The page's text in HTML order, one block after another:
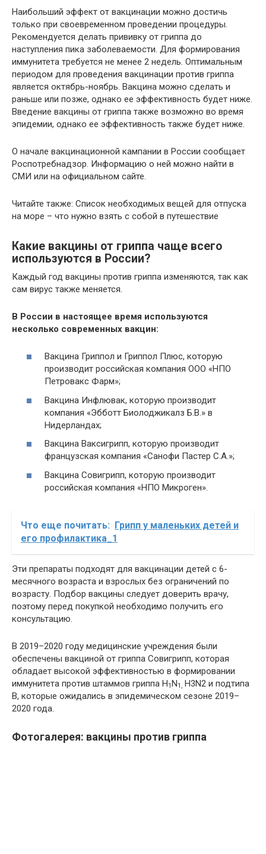
Наибольший эффект от вакцинации можно достичь
только при своевременном проведении процедуры.
Рекомендуется делать прививку от гриппа до
наступления пика заболеваемости. Для формирования
иммунитета требуется не менее 2 недель. Оптимальным
периодом для проведения вакцинации против гриппа
является октябрь-ноябрь. Вакцина можно сделать и
раньше или позже, однако ее эффективность будет ниже.
Введение вакцины от гриппа также возможно во время
эпидемии, однако ее эффективность также будет ниже.
О начале вакцинационной кампании в России сообщает
Роспотребнадзор. Информацию о ней можно найти в
СМИ или на официальном сайте.
Читайте также: Список необходимых вещей для отпуска
на море – что нужно взять с собой в путешествие
Какие вакцины от гриппа чаще всего
используются в России?
Каждый год вакцины против гриппа изменяются, так как
сам вирус также меняется.
В России в настоящее время используются
несколько современных вакцин:
Вакцина Гриппол и Гриппол Плюс, которую
производит российская компания ООО «НПО
Петровакс Фарм»;
Вакцина Инфлювак, которую производит
компания «Эбботт Биолоджикалз Б.В.» в
Нидерландах;
Вакцина Ваксигрипп, которую производит
французская компания «Санофи Пастер С.А.»;
Вакцина Совигрипп, которую производит
российская компания «НПО Микроген».
Что еще почитать: Грипп у маленьких детей и
его профилактика_1
Эти препараты подходят для вакцинации детей с 6-
месячного возраста и взрослых без ограничений по
возрасту. Подбор вакцины следует доверить врачу,
поэтому перед покупкой необходимо получить его
консультацию.
В 2019–2020 году медицинские учреждения были
обеспечены вакциной от гриппа Совигрипп, которая
обладает высокой эффективностью в формировании
иммунитета против штаммов гриппа H1 N1, H3N2 и подтипа
В, которые ожидались в эпидемическом сезоне 2019–
2020 года.
Фотогалерея: вакцины против гриппа